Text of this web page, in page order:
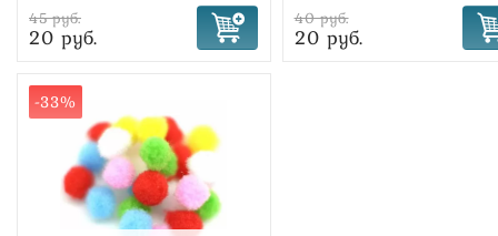
45 руб.
20 руб.
40 руб.
20 руб.
-33%